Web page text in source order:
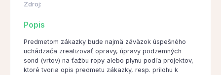
Zdroj:
Popis
Predmetom zákazky bude najmä záväzok úspešného
uchádzača zrealizovať opravy, úpravy podzemných
sond (vrtov) na ťažbu ropy alebo plynu podľa projektov,
ktoré tvoria opis predmetu zákazky, resp. prílohu k